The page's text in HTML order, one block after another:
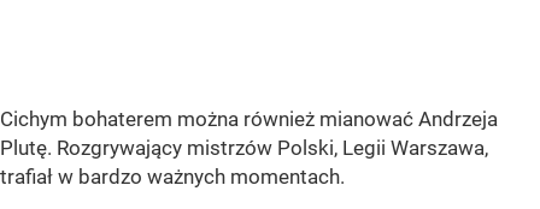
Cichym bohaterem można również mianować Andrzeja
Plutę. Rozgrywający mistrzów Polski, Legii Warszawa,
trafiał w bardzo ważnych momentach.